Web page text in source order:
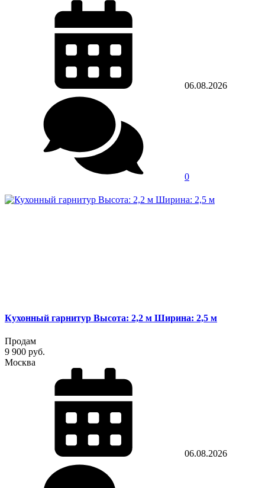
06.08.2026
0
Кухонный гарнитур Высота: 2,2 м Ширина: 2,5 м
Продам
9 900 руб.
Москва
06.08.2026